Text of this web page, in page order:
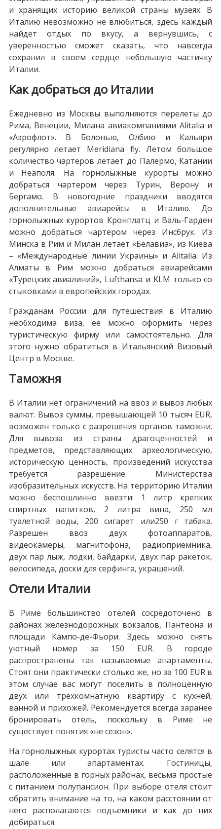
и хранящих историю великой страны музеях. В
Италию невозможно не влюбиться, здесь каждый
найдет отдых по вкусу, а вернувшись, с
уверенностью сможет сказать, что навсегда
сохранил в своем сердце небольшую частичку
Италии.
Как добраться до Италии
Ежедневно из Москвы выполняются перелеты до
Рима, Венеции, Милана авиакомпаниями Alitalia и
«Аэрофлот». В Болонью, Олбию и Кальяри
регулярно летает Meridiana fly. Летом большое
количество чартеров летает до Палермо, Катании
и Неаполя. На горнолыжные курорты можно
добраться чартером через Турин, Верону и
Бергамо. В новогодние праздники вводятся
дополнительные авиарейсы в Италию. До
горнолыжных курортов Кронплатц и Валь-Гарден
можно добраться чартером через Инсбрук. Из
Минска в Рим и Милан летает «Белавиа», из Киева
– «Международные линии Украины» и Alitalia. Из
Алматы в Рим можно добраться авиарейсами
«Турецких авиалиний», Lufthansa и KLM только со
стыковками в европейских городах.
Гражданам России для путешествия в Италию
необходима виза, ее можно оформить через
туристическую фирму или самостоятельно. Для
этого нужно обратиться в Итальянский Визовый
Центр в Москве.
Таможня
В Италии нет ограничений на ввоз и вывоз любых
валют. Вывоз суммы, превышающей 10 тысяч EUR,
возможен только с разрешения органов таможни.
Для вывоза из страны драгоценностей и
предметов, представляющих археологическую,
историческую ценность, произведений искусства
требуется разрешение Министерства
изобразительных искусств. На территорию Италии
можно беспошлинно ввезти: 1 литр крепких
спиртных напитков, 2 литра вина, 250 мл
туалетной воды, 200 сигарет или250 г табака.
Разрешен ввоз двух фотоаппаратов,
видеокамеры, магнитофона, радиоприемника,
двух пар лыж, лодки, байдарки, двух пар ракеток,
велосипеда, доски для серфинга, украшений.
Отели Италии
В Риме большинство отелей сосредоточено в
районах железнодорожных вокзалов, Пантеона и
площади Кампо-де-Фьори. Здесь можно снять
уютный номер за 150 EUR. В городе
распространены так называемые апартаменты.
Стоят они практически столько же, но за 100 EUR в
этом случае вас могут поселить в полноценную
двух или трехкомнатную квартиру с кухней,
ванной и прихожей. Рекомендуется всегда заранее
бронировать отель, поскольку в Риме не
существует понятия «не сезон».
На горнолыжных курортах туристы часто селятся в
шале или апартаментах. Гостиницы,
расположенные в горных районах, весьма простые
с питанием полупансион. При выборе отеля стоит
обратить внимание на то, на каком расстоянии от
него располагаются подъемники и как до них
добираться.